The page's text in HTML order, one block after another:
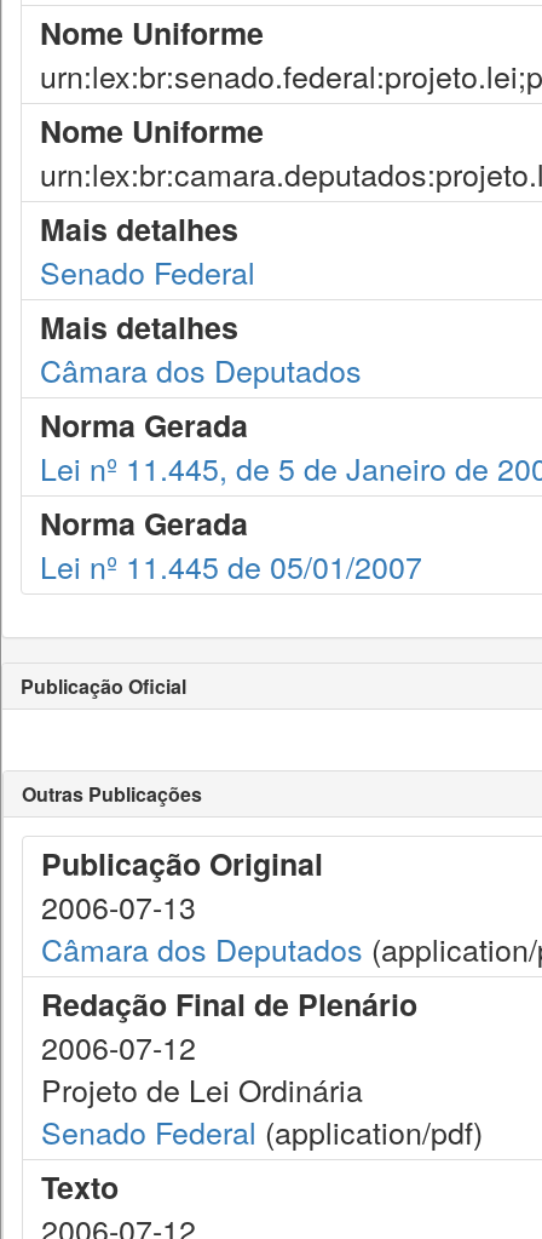
Nome Uniforme
Nome Uniforme
Mais detalhes
Senado Federal
Mais detalhes
Câmara dos Deputados
Norma Gerada
Lei nº 11.445, de 5 de Janeiro de
Norma Gerada
Lei nº 11.445 de 05/01/2007
Publicação Oficial
Outras Publicações
Publicação Original
2006-07-13
Câmara dos Deputados
Redação Final de Plenário
2006-07-12
Projeto de Lei Ordinária
Senado Federal (application/pdf)
Texto
2006-07-12